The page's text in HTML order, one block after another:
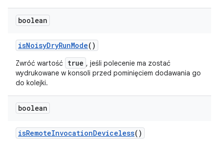
boolean
isNoisyDryRunMode()
Zwróć wartość true , jeśli polecenie ma zostać
wydrukowane w konsoli przed pominięciem dodawania go
do kolejki.
boolean
isRemoteInvocationDeviceless()